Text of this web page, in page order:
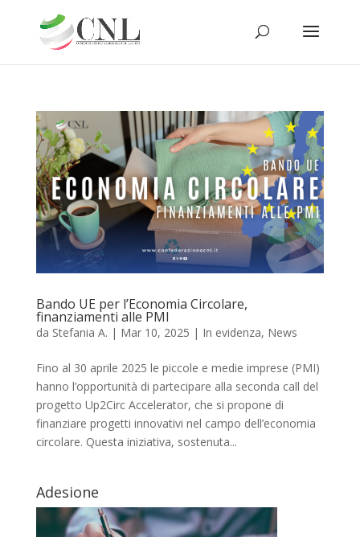
Bando UE per l’Economia Circolare,
finanziamenti alle PMI
da Stefania A. | Mar 10, 2025 | In evidenza, News
Fino al 30 aprile 2025 le piccole e medie imprese (PMI)
hanno l’opportunità di partecipare alla seconda call del
progetto Up2Circ Accelerator, che si propone di
finanziare progetti innovativi nel campo dell’economia
circolare. Questa iniziativa, sostenuta...
Adesione